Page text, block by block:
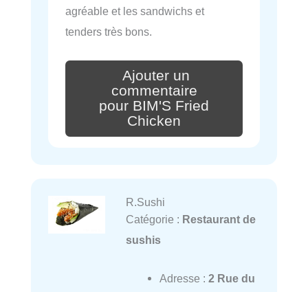
agréable et les sandwichs et
tenders très bons.
Ajouter un
commentaire
pour BIM'S Fried
Chicken
R.Sushi
Catégorie : Restaurant de
sushis
Adresse : 2 Rue du